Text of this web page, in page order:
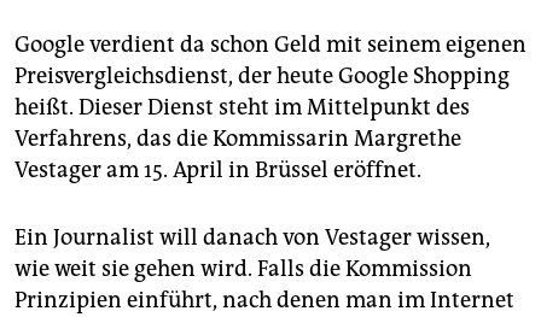
Google verdient da schon Geld mit seinem eigenen
Preisvergleichsdienst, der heute Google Shopping
heißt. Dieser Dienst steht im Mittelpunkt des
Verfahrens, das die Kommissarin Margrethe
Vestager am 15. April in Brüssel eröffnet.
Ein Journalist will danach von Vestager wissen,
wie weit sie gehen wird. Falls die Kommission
Prinzipien einführt, nach denen man im Internet